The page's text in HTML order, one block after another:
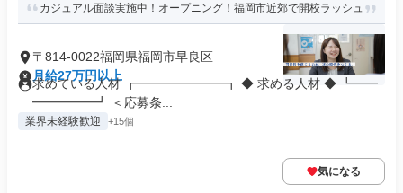
カジュアル面談実施中！オープニング！福岡市近郊で開校ラッシュ
〒814-0022福岡県福岡市早良区
月給27万円以上
求めている人材 ┏━━━━━━━┓ ◆ 求める人材 ◆ ┗━━
━━━━━┛ ＜応募条...
業界未経験歓迎 +15個
気になる